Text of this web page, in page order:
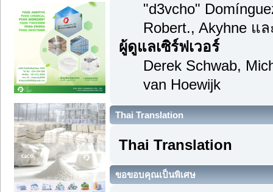
"d3vcho"
Robert., Akyhne แ
ผู้ดูแลเซิร์ฟเวอร์
Derek Schwab,
van Hoewijk
Thai Translation
Thai Translation
ขอขอบคุณเป็นพิเศษ